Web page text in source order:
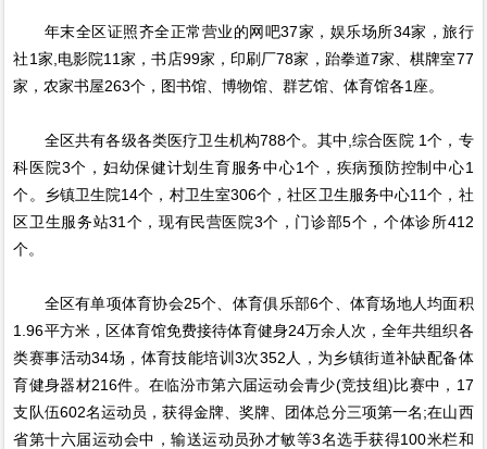
年末全区证照齐全正常营业的网吧37家，娱乐场所34家，旅行
社1家,电影院11家，书店99家，印刷厂78家，跆拳道7家、棋牌室77
家，农家书屋263个，图书馆、博物馆、群艺馆、体育馆各1座。
全区共有各级各类医疗卫生机构788个。其中,综合医院 1个，专
科医院3个，妇幼保健计划生育服务中心1个，疾病预防控制中心1
个。乡镇卫生院14个，村卫生室306个，社区卫生服务中心11个，社
区卫生服务站31个，现有民营医院3个，门诊部5个，个体诊所412
个。
全区有单项体育协会25个、体育俱乐部6个、体育场地人均面积
1.96平方米，区体育馆免费接待体育健身24万余人次，全年共组织各
类赛事活动34场，体育技能培训3次352人，为乡镇街道补缺配备体
育健身器材216件。在临汾市第六届运动会青少(竞技组)比赛中，17
支队伍602名运动员，获得金牌、奖牌、团体总分三项第一名;在山西
省第十六届运动会中，输送运动员孙才敏等3名选手获得100米栏和